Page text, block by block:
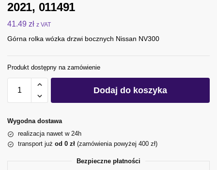
2021, 011491
41.49 zł z VAT
Górna rolka wózka drzwi bocznych Nissan NV300
Produkt dostępny na zamówienie
Dodaj do koszyka
Wygodna dostawa
realizacja nawet w 24h
transport już od 0 zł (zamówienia powyżej 400 zł)
Bezpieczne płatności